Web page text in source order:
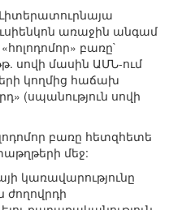
առաջին անգամ
բառը`
սովի մասին ԱՄՆ-ում
կողմից հաճախ
(սպանություն սովի
բառը հետզհետե
մեջ:
կառավարությունը
ժողովրդի